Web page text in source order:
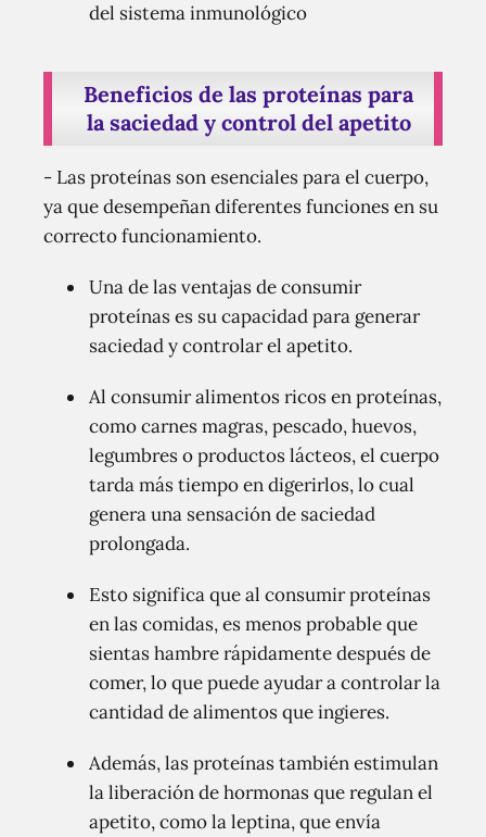
del sistema inmunológico
Beneficios de las proteínas para
la saciedad y control del apetito
- Las proteínas son esenciales para el cuerpo,
ya que desempeñan diferentes funciones en su
correcto funcionamiento.
Una de las ventajas de consumir
proteínas es su capacidad para generar
saciedad y controlar el apetito.
Al consumir alimentos ricos en proteínas,
como carnes magras, pescado, huevos,
legumbres o productos lácteos, el cuerpo
tarda más tiempo en digerirlos, lo cual
genera una sensación de saciedad
prolongada.
Esto significa que al consumir proteínas
en las comidas, es menos probable que
sientas hambre rápidamente después de
comer, lo que puede ayudar a controlar la
cantidad de alimentos que ingieres.
Además, las proteínas también estimulan
la liberación de hormonas que regulan el
apetito, como la leptina, que envía